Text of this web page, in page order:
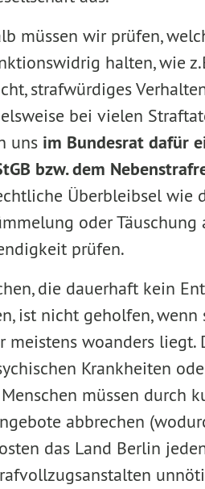
müssen wir prüfen,
halten, wie
strafwürdiges
bei vielen
uns im Bundesrat dafür
bzw. dem
Überbleibsel wie
oder
prüfen.
die dauerhaft kein
ist nicht geholfen,
meistens woanders liegt.
Krankheiten
müssen durch
abbrechen
das Land Berlin